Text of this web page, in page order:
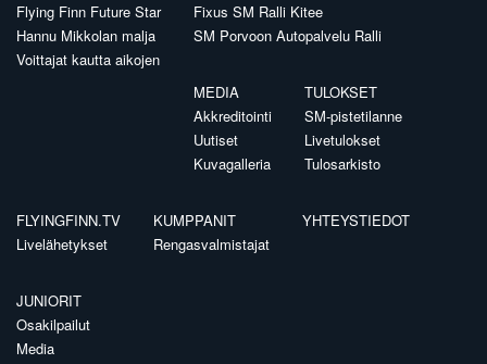
Flying Finn Future Star
Hannu Mikkolan malja
Voittajat kautta aikojen
Fixus SM Ralli Kitee
SM Porvoon Autopalvelu Ralli
MEDIA
Akkreditointi
Uutiset
Kuvagalleria
TULOKSET
SM-pistetilanne
Livetulokset
Tulosarkisto
FLYINGFINN.TV
Livelähetykset
KUMPPANIT
Rengasvalmistajat
YHTEYSTIEDOT
JUNIORIT
Osakilpailut
Media